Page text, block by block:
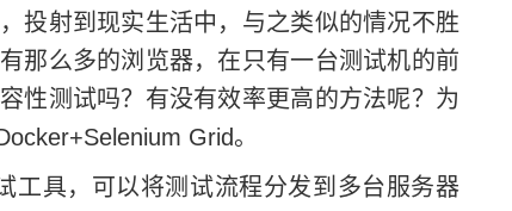
投射到现实生活中，与之类似的情况不胜
那么多的浏览器，在只有一台测试机的前
性测试吗？有没有效率更高的方法呢？为
Grid。
具，可以将测试流程分发到多台服务器